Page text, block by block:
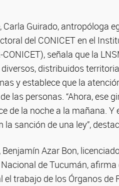
Carla Guirado, antropóloga
del CONICET en el
señala que la
distribuidos
y establece que la
las personas. “Ahora,
de la noche a la mañana.
la sanción de una ley”,
Benjamín Azar Bon,
de Tucumán,
trabajo de los Órganos de